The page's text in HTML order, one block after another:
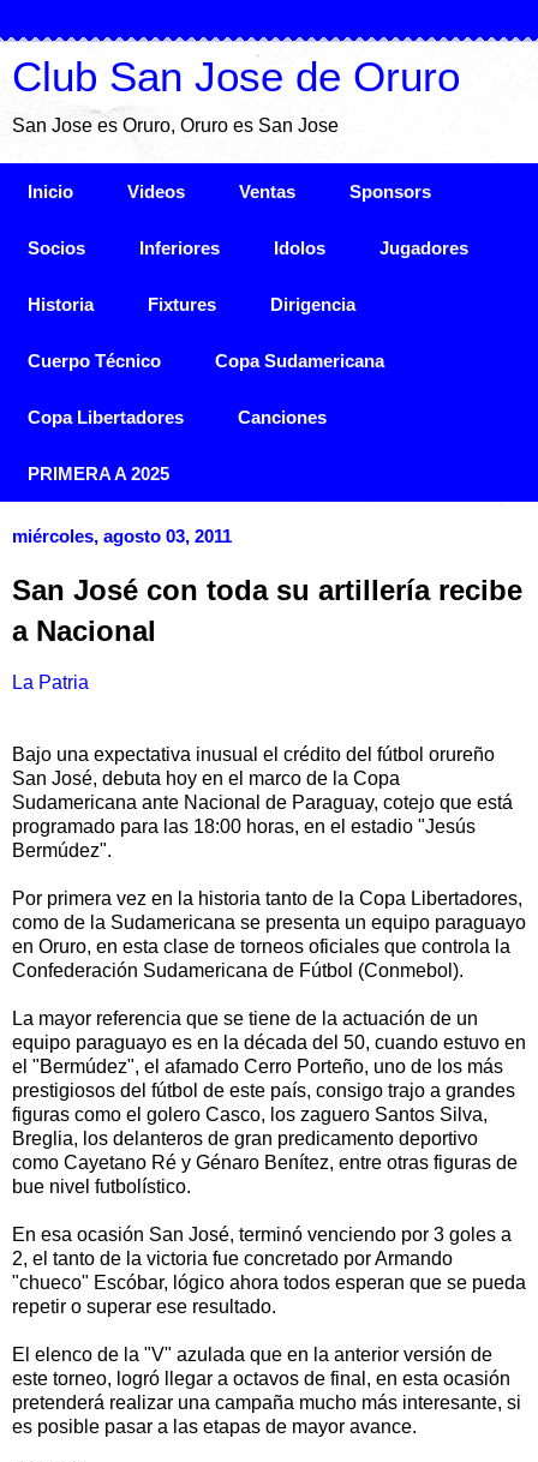
Club San Jose de Oruro
San Jose es Oruro, Oruro es San Jose
Inicio Videos Ventas Sponsors
Socios Inferiores Idolos Jugadores
Historia Fixtures Dirigencia
Cuerpo Técnico Copa Sudamericana
Copa Libertadores Canciones
PRIMERA A 2025
miércoles, agosto 03, 2011
San José con toda su artillería recibe
a Nacional
La Patria
Bajo una expectativa inusual el crédito del fútbol orureño
San José, debuta hoy en el marco de la Copa
Sudamericana ante Nacional de Paraguay, cotejo que está
programado para las 18:00 horas, en el estadio "Jesús
Bermúdez".
Por primera vez en la historia tanto de la Copa Libertadores,
como de la Sudamericana se presenta un equipo paraguayo
en Oruro, en esta clase de torneos oficiales que controla la
Confederación Sudamericana de Fútbol (Conmebol).
La mayor referencia que se tiene de la actuación de un
equipo paraguayo es en la década del 50, cuando estuvo en
el "Bermúdez", el afamado Cerro Porteño, uno de los más
prestigiosos del fútbol de este país, consigo trajo a grandes
figuras como el golero Casco, los zaguero Santos Silva,
Breglia, los delanteros de gran predicamento deportivo
como Cayetano Ré y Génaro Benítez, entre otras figuras de
bue nivel futbolístico.
En esa ocasión San José, terminó venciendo por 3 goles a
2, el tanto de la victoria fue concretado por Armando
"chueco" Escóbar, lógico ahora todos esperan que se pueda
repetir o superar ese resultado.
El elenco de la "V" azulada que en la anterior versión de
este torneo, logró llegar a octavos de final, en esta ocasión
pretenderá realizar una campaña mucho más interesante, si
es posible pasar a las etapas de mayor avance.